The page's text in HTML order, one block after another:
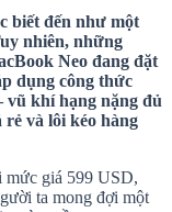
biết đến như một
nhiên, những
Neo đang đặt
dụng công thức
vũ khí hạng nặng đủ
và lôi kéo hàng
mức giá 599 USD,
ta mong đợi một